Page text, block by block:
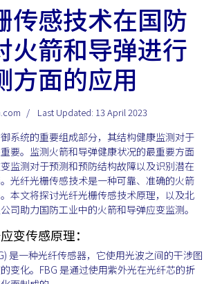
传感技术在国防
火箭和导弹进行
方面的应用
Last Updated: 13 April 2023
系统的重要组成部分，其结构健康监测对于
要。监测火箭和导弹健康状况的最重要方面
监测对于预测和预防结构故障以及识别潜在
光纤光栅传感技术是一种可靠、准确的火箭
本文将探讨光纤光栅传感技术原理，以及北
司助力国防工业中的火箭和导弹应变监测。
变传感原理：
是一种光纤传感器，它使用光波之间的干涉图
变化。FBG 是通过使用紫外光在光纤芯的折